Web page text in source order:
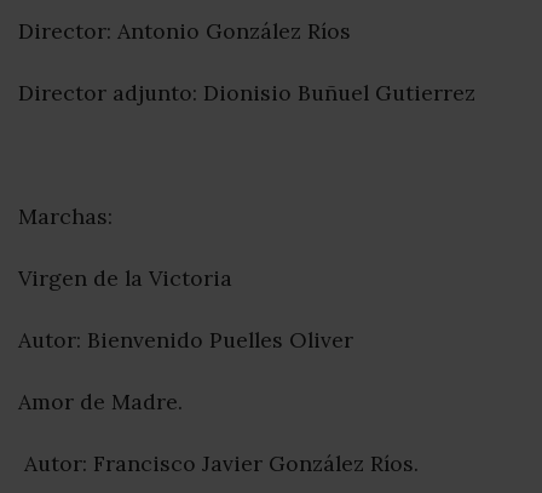
Director: Antonio González Ríos
Director adjunto: Dionisio Buñuel Gutierrez
Marchas:
Virgen de la Victoria
Autor: Bienvenido Puelles Oliver
Amor de Madre.
Autor: Francisco Javier González Ríos.